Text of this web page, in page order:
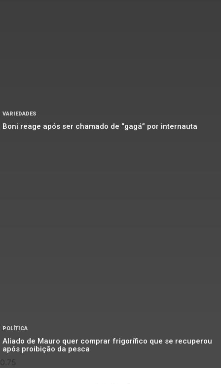
VARIEDADES
Boni reage após ser chamado de “gagá” por internauta
POLÍTICA
Aliado de Mauro quer comprar frigorífico que se recuperou
após proibição da pesca